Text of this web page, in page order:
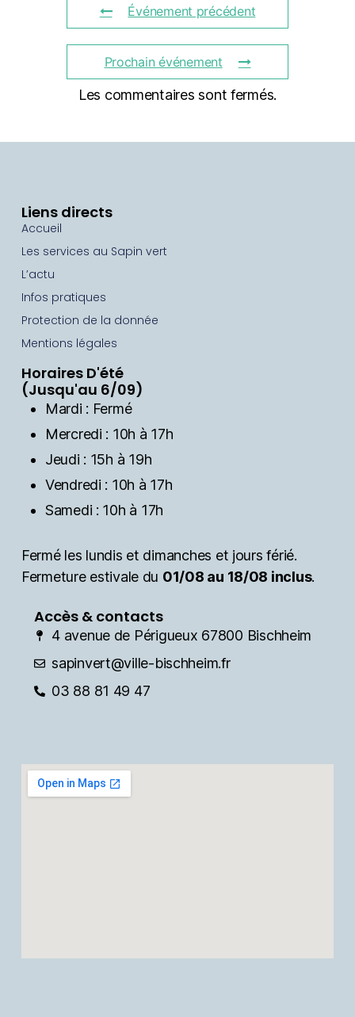
Événement précédent
Prochain événement
Les commentaires sont fermés.
Liens directs
Accueil
Les services au Sapin vert
L’actu
Infos pratiques
Protection de la donnée
Mentions légales
Horaires D'été
(Jusqu'au 6/09)
Mardi : Fermé
Mercredi : 10h à 17h
Jeudi : 15h à 19h
Vendredi : 10h à 17h
Samedi : 10h à 17h
Fermé les lundis et dimanches et jours férié.
Fermeture estivale du 01/08 au 18/08 inclus.
Accès & contacts
4 avenue de Périgueux 67800 Bischheim
sapinvert@ville-bischheim.fr
03 88 81 49 47